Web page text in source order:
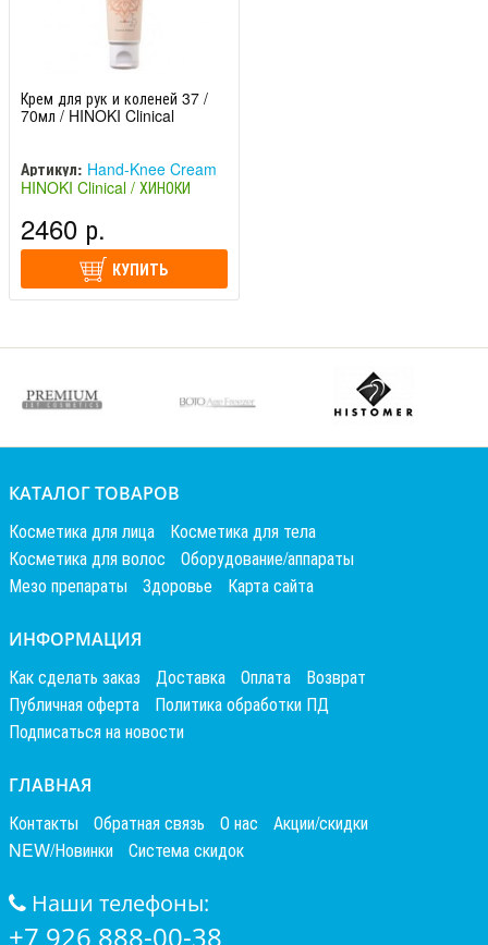
Крем для рук и коленей 37 /
70мл / HINOKI Clinical
Артикул: Hand-Knee Cream
HINOKI Clinical / ХИНОКИ
2460 р.
КУПИТЬ
КАТАЛОГ ТОВАРОВ
Косметика для лица
Косметика для тела
Косметика для волос
Оборудование/аппараты
Мезо препараты
Здоровье Карта сайта
ИНФОРМАЦИЯ
Как сделать заказ Доставка Оплата
Возврат
Публичная оферта
Политика обработки ПД
Подписаться на новости
ГЛАВНАЯ
Контакты Обратная связь О нас
Акции/скидки
NEW/Новинки
Система скидок
Наши телефоны:
+7 926 888-00-38